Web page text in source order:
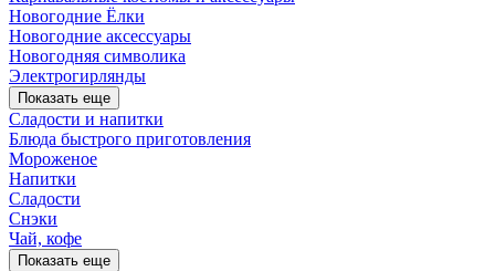
Новогодние Ёлки
Новогодние аксессуары
Новогодняя символика
Электрогирлянды
Показать еще
Сладости и напитки
Блюда быстрого приготовления
Мороженое
Напитки
Сладости
Снэки
Чай, кофе
Показать еще